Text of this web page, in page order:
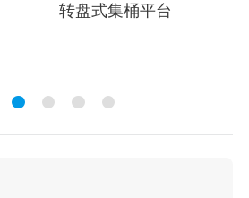
转盘式集桶平台